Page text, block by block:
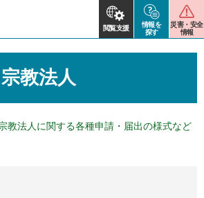
閲覧支援
情報を
探す
災害・安全
情報
教法人
教法人に関する各種申請・届出の様式など